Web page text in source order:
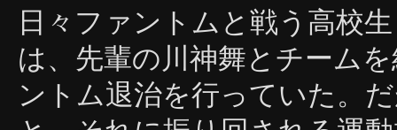
日々ファントムと戦う高校
は、先輩の川神舞とチーム
ントム退治を行っていた。